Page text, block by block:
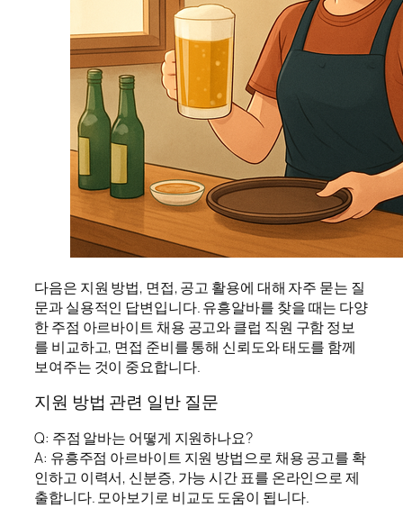
다음은 지원 방법, 면접, 공고 활용에 대해 자주 묻는 질
문과 실용적인 답변입니다. 유흥알바를 찾을 때는 다양
한 주점 아르바이트 채용 공고와 클럽 직원 구함 정보
를 비교하고, 면접 준비를 통해 신뢰도와 태도를 함께
보여주는 것이 중요합니다.
지원 방법 관련 일반 질문
Q: 주점 알바는 어떻게 지원하나요?
A: 유흥주점 아르바이트 지원 방법으로 채용 공고를 확
인하고 이력서, 신분증, 가능 시간 표를 온라인으로 제
출합니다. 모아보기로 비교도 도움이 됩니다.